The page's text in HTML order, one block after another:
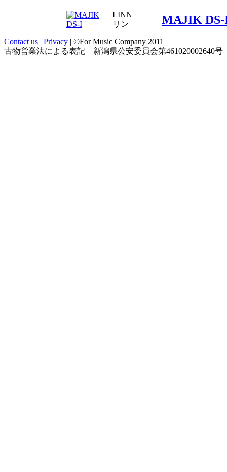
LINN
リン
MAJIK
Contact us | Privacy | ©For Music Company 2011
古物営業法による表記 新潟県公安委員会第461020002640号